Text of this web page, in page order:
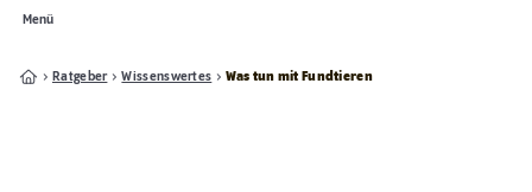
Menü
Ratgeber Wissenswertes Was tun mit Fundtieren